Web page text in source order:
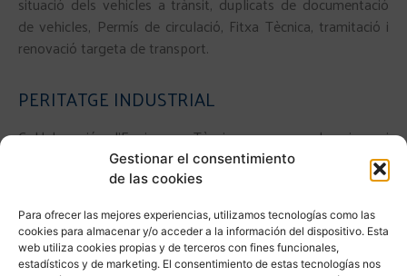
Gestionar el consentimiento
de las cookies
Para ofrecer las mejores experiencias, utilizamos tecnologías como las
cookies para almacenar y/o acceder a la información del dispositivo. Esta
web utiliza cookies propias y de terceros con fines funcionales,
estadísticos y de marketing. El consentimiento de estas tecnologías nos
de vehicles, Permís de circulació, Fitxa Tècnica, tramitació i
renovació targeta de transport.
PERITATGE INDUSTRIAL
Col·laboració d’Enginyers Tècnics per a valoracions i
peritatge de locals i maquinària, confecció de projectes per
obertura de nous locals, obtenció llicències mediambientals i
PERITATGE TÈCNIC